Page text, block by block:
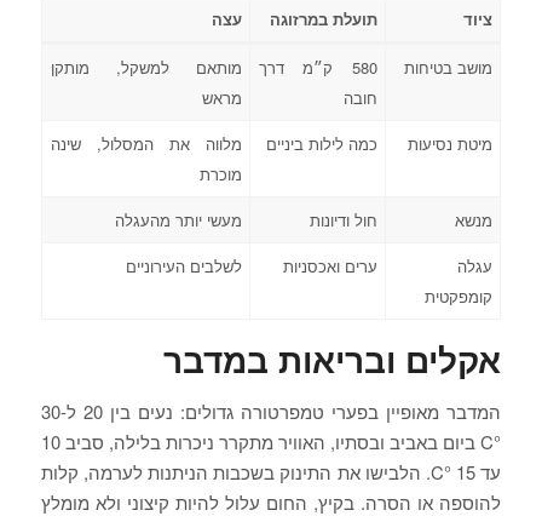
ציוד תועלת במרזוגה עצה
מושב בטיחות
580 ק״מ דרך
חובה
מותאם למשקל, מותקן
מראש
מיטת נסיעות
כמה לילות ביניים
מלווה את המסלול, שינה
מוכרת
מנשא
חול ודיונות
מעשי יותר מהעגלה
עגלה
קומפקטית
ערים ואכסניות לשלבים העירוניים
אקלים ובריאות במדבר
המדבר מאופיין בפערי טמפרטורה גדולים: נעים בין 20 ל-30
°C ביום באביב ובסתיו, האוויר מתקרר ניכרות בלילה, סביב 10
עד 15 °C. הלבישו את התינוק בשכבות הניתנות לערמה, קלות
להוספה או הסרה. בקיץ, החום עלול להיות קיצוני ולא מומלץ